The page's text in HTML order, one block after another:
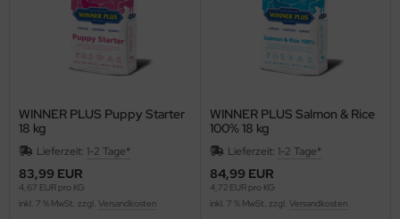
WINNER PLUS Puppy Starter
18 kg
Lieferzeit: 1-2 Tage*
83,99 EUR
4,67 EUR pro KG
inkl. 7 % MwSt. zzgl. Versandkosten
WINNER PLUS Salmon & Rice
100% 18 kg
Lieferzeit: 1-2 Tage*
84,99 EUR
4,72 EUR pro KG
inkl. 7 % MwSt. zzgl. Versandkosten